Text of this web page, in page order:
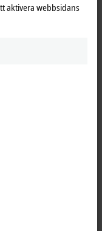
aktivera webbsidans